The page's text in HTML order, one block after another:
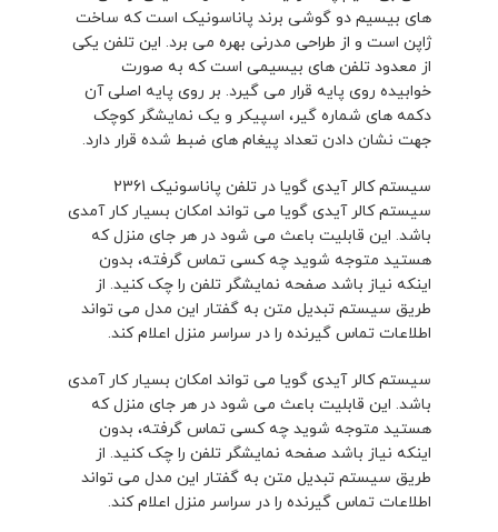
های بیسیم دو گوشی برند پاناسونیک است که ساخت
ژاپن است و از طراحی مدرنی بهره می برد. این تلفن یکی
از معدود تلفن های بیسیمی است که به صورت
خوابیده روی پایه قرار می گیرد. بر روی پایه اصلی آن
دکمه های شماره گیر، اسپیکر و یک نمایشگر کوچک
جهت نشان دادن تعداد پیغام های ضبط شده قرار دارد.
سیستم کالر آیدی گویا در تلفن پاناسونیک 2361
سیستم کالر آیدی گویا می تواند امکان بسیار کار آمدی
باشد. این قابلیت باعث می شود در هر جای منزل که
هستید متوجه شوید چه کسی تماس گرفته، بدون
اینکه نیاز باشد صفحه نمایشگر تلفن را چک کنید. از
طریق سیستم تبدیل متن به گفتار این مدل می تواند
اطلاعات تماس گیرنده را در سراسر منزل اعلام کند.
سیستم کالر آیدی گویا می تواند امکان بسیار کار آمدی
باشد. این قابلیت باعث می شود در هر جای منزل که
هستید متوجه شوید چه کسی تماس گرفته، بدون
اینکه نیاز باشد صفحه نمایشگر تلفن را چک کنید. از
طریق سیستم تبدیل متن به گفتار این مدل می تواند
اطلاعات تماس گیرنده را در سراسر منزل اعلام کند.